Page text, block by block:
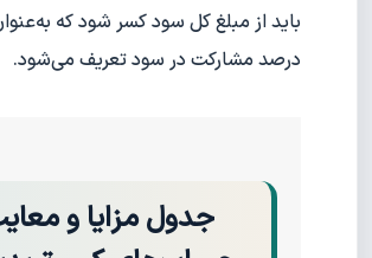
باید از مبلغ کل سود کسر شود که
درصد مشارکت در سود تعریف می‌شود.
جدول مزایا و